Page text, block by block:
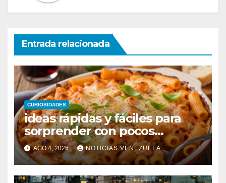
Entrada relacionada
CURIOSIDADES
ideas rápidas y fáciles para
sorprender con pocos
ingredientes
AGO 4, 2026 NOTICIAS VENEZUELA